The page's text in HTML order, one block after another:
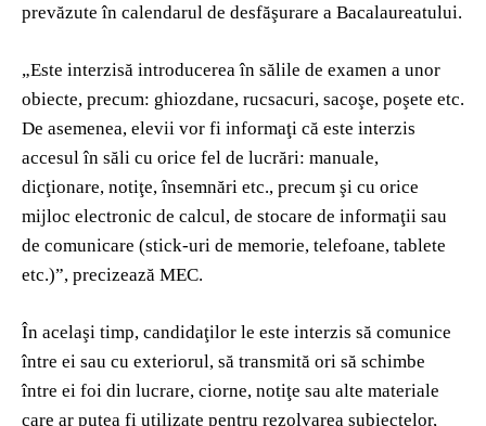
prevăzute în calendarul de desfăşurare a Bacalaureatului.
„Este interzisă introducerea în sălile de examen a unor
obiecte, precum: ghiozdane, rucsacuri, sacoşe, poşete etc.
De asemenea, elevii vor fi informaţi că este interzis
accesul în săli cu orice fel de lucrări: manuale,
dicţionare, notiţe, însemnări etc., precum şi cu orice
mijloc electronic de calcul, de stocare de informaţii sau
de comunicare (stick-uri de memorie, telefoane, tablete
etc.)”, precizează MEC.
În acelaşi timp, candidaţilor le este interzis să comunice
între ei sau cu exteriorul, să transmită ori să schimbe
între ei foi din lucrare, ciorne, notiţe sau alte materiale
care ar putea fi utilizate pentru rezolvarea subiectelor,